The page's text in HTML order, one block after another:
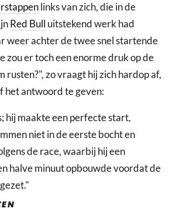
links van zich, die in de
Red Bull uitstekend werk had
weer achter de twee snel startende
zou er toch een enorme druk op de
rusten?", zo vraagt hij zich hardop af,
het antwoord te geven:
hij maakte een perfecte start,
niet in de eerste bocht en
de race, waarbij hij een
halve minuut opbouwde voordat de